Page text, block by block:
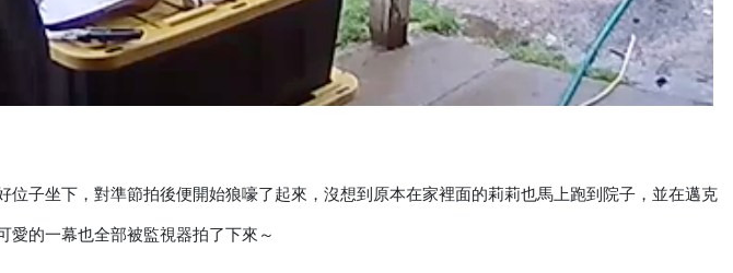
子坐下，對準節拍後便開始狼嚎了起來，沒想到原本在家裡面的莉莉也馬上跑到院子，並在邁克
愛的一幕也全部被監視器拍了下來～